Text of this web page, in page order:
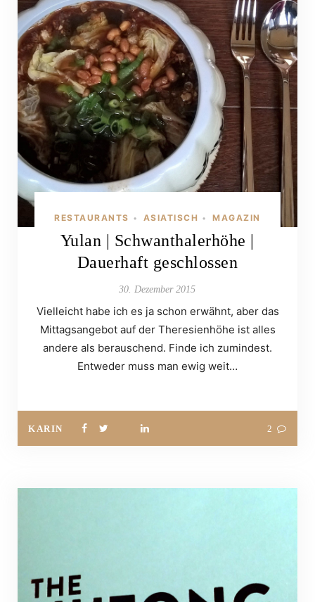
RESTAURANTS • ASIATISCH • MAGAZIN
Yulan | Schwanthalerhöhe |
Dauerhaft geschlossen
30. Dezember 2015
Vielleicht habe ich es ja schon erwähnt, aber das
Mittagsangebot auf der Theresienhöhe ist alles
andere als berauschend. Finde ich zumindest.
Entweder muss man ewig weit…
KARIN 2